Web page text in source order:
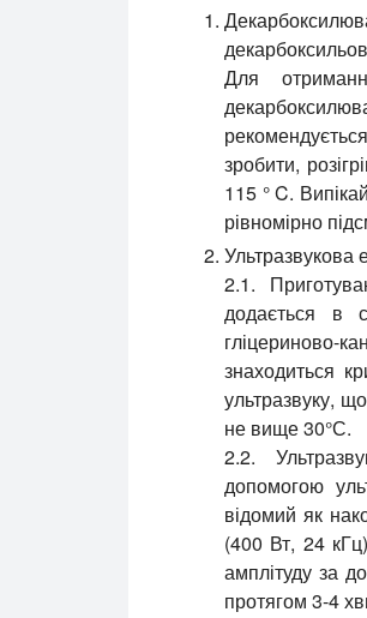
Для
зробити,
115 ° C.
рівномірно
Ультразвукова
2.1.
додається в
гліцериново-
знаходиться
ультразвуку,
не вище 30°С.
2.2.
допомогою
відомий як
(400 Вт, 24
амплітуду за
протягом 3-4